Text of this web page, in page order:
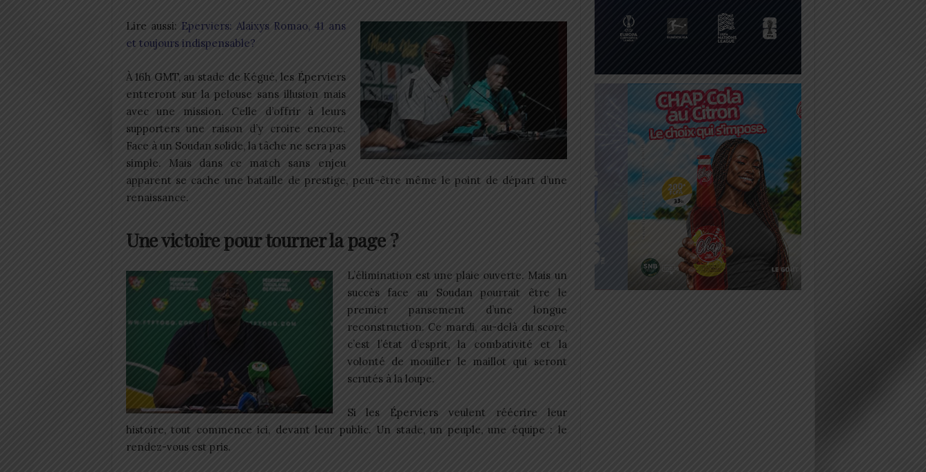
Lire aussi: Eperviers: Alaixys Romao, 41 ans
et toujours indispensable?
À 16h GMT, au stade de Kégué, les Éperviers
entreront sur la pelouse sans illusion mais
avec une mission. Celle d’offrir à leurs
supporters une raison d’y croire encore.
Face à un Soudan solide, la tâche ne sera pas
simple. Mais dans ce match sans enjeu
apparent se cache une bataille de prestige, peut-être même le point de départ d’une
renaissance.
Une victoire pour tourner la page ?
L’élimination est une plaie ouverte. Mais un
succès face au Soudan pourrait être le
premier pansement d’une longue
reconstruction. Ce mardi, au-delà du score,
c’est l’état d’esprit, la combativité et la
volonté de mouiller le maillot qui seront
scrutés à la loupe.
Si les Éperviers veulent réécrire leur
histoire, tout commence ici, devant leur public. Un stade, un peuple, une équipe : le
rendez-vous est pris.